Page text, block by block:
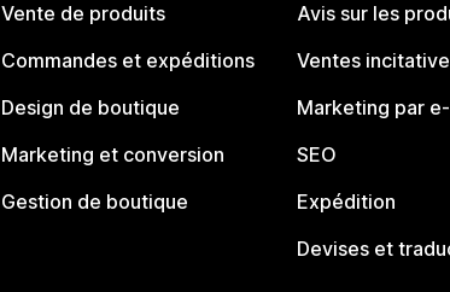
Vente de produits
Commandes et expéditions
Design de boutique
Marketing et conversion
Gestion de boutique
Avis sur les
Ventes
Marketing par
SEO
Expédition
Devises et